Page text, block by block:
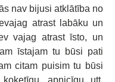
nav bijusi atklātība no
atrast labāku un
vajag atrast īsto, un
īstajam tu būsi pati
citam puisim tu būsi
apnicīgu utt.